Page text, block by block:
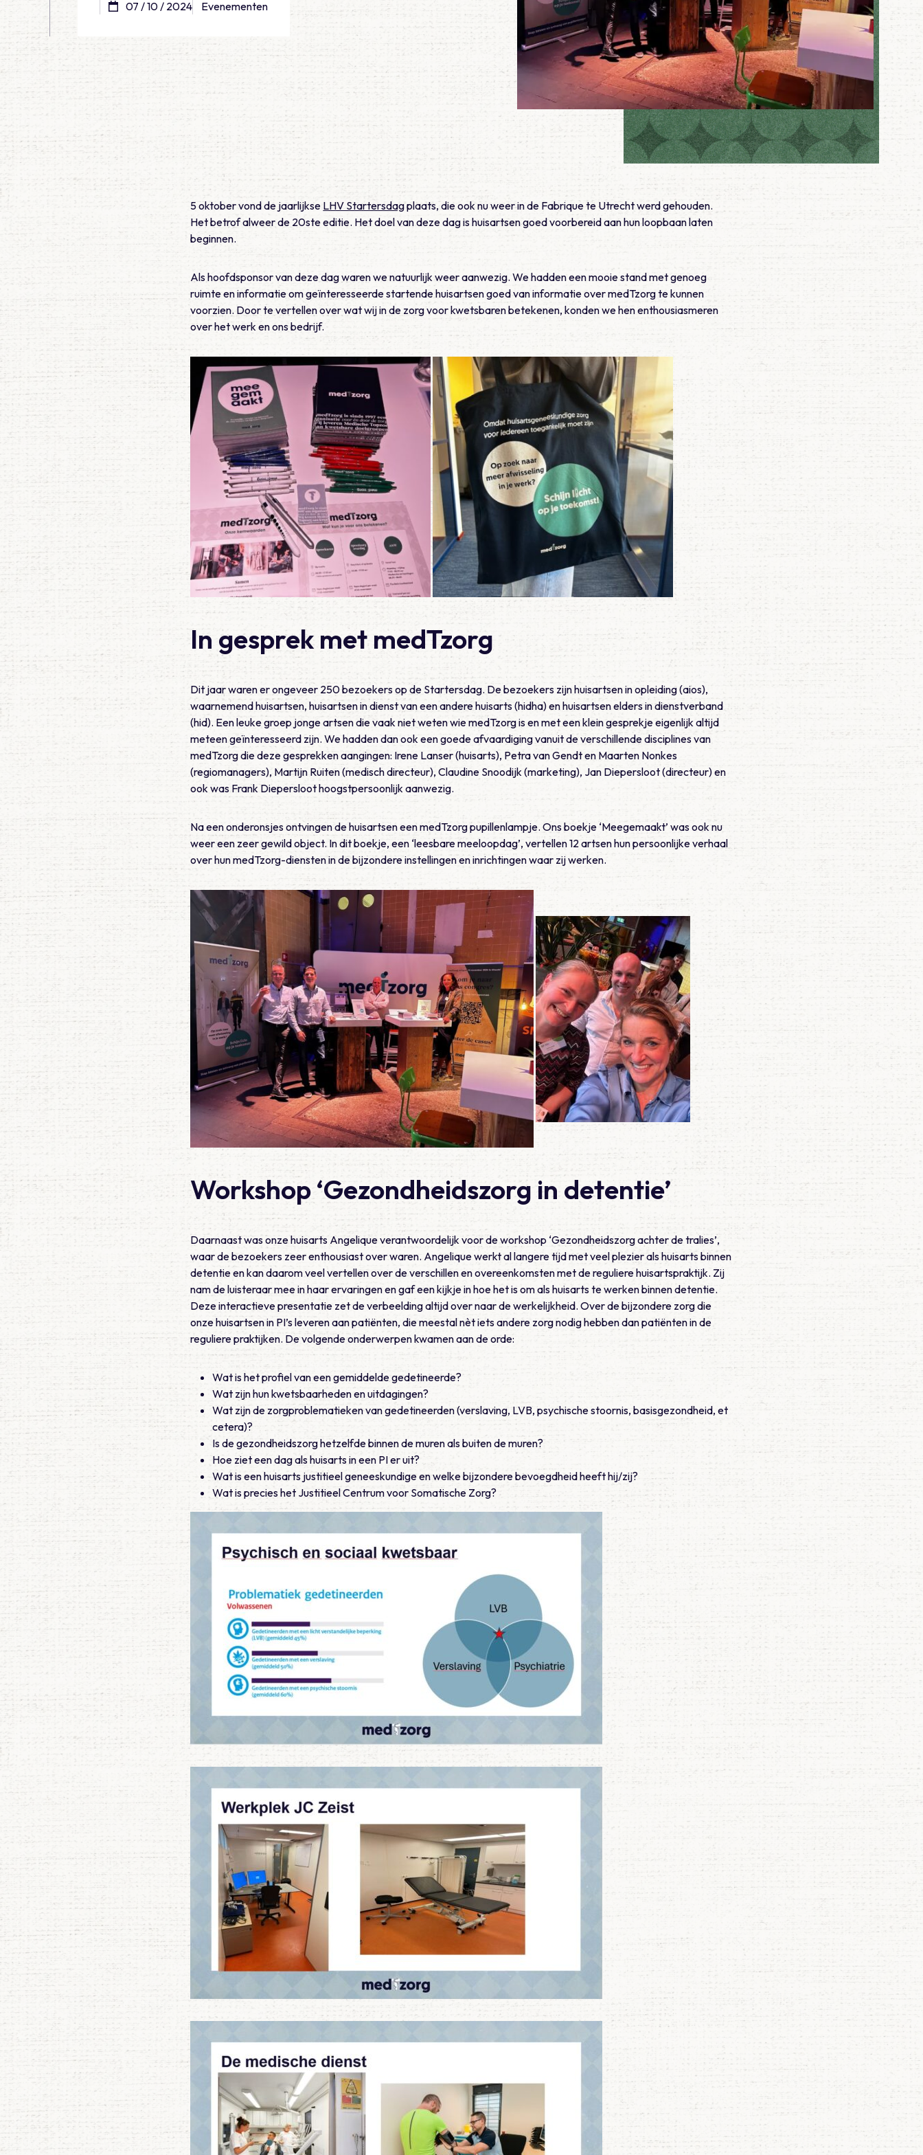
07 / 10 / 2024 Evenementen
5 oktober vond de jaarlijkse LHV Startersdagplaats, die ook nu weer in de Fabrique te Utrecht werd gehouden.
Het betrof alweer de 20ste editie. Het doel van deze dag is huisartsen goed voorbereid aan hun loopbaan laten
beginnen.
Als hoofdsponsor van deze dag waren we natuurlijk weer aanwezig. We hadden een mooie stand met genoeg
ruimte en informatie om geïnteresseerde startende huisartsen goed van informatie over medTzorg te kunnen
voorzien. Door te vertellen over wat wij in de zorg voor kwetsbaren betekenen, konden we hen enthousiasmeren
over het werk en ons bedrijf.
In gesprek met medTzorg
Dit jaar waren er ongeveer 250 bezoekers op de Startersdag. De bezoekers zijn huisartsen in opleiding (aios),
waarnemend huisartsen, huisartsen in dienst van een andere huisarts (hidha) en huisartsen elders in dienstverband
(hid). Een leuke groep jonge artsen die vaak niet weten wie medTzorg is en met een klein gesprekje eigenlijk altijd
meteen geïnteresseerd zijn. We hadden dan ook een goede afvaardiging vanuit de verschillende disciplines van
medTzorg die deze gesprekken aangingen: Irene Lanser (huisarts), Petra van Gendt en Maarten Nonkes
(regiomanagers), Martijn Ruiten (medisch directeur), Claudine Snoodijk (marketing), Jan Diepersloot (directeur) en
ook was Frank Diepersloot hoogstpersoonlijk aanwezig.
Na een onderonsjes ontvingen de huisartsen een medTzorg pupillenlampje. Ons boekje ‘Meegemaakt’ was ook nu
weer een zeer gewild object. In dit boekje, een ‘leesbare meeloopdag’, vertellen 12 artsen hun persoonlijke verhaal
over hun medTzorg-diensten in de bijzondere instellingen en inrichtingen waar zij werken.
Workshop ‘Gezondheidszorg in detentie’
Daarnaast was onze huisarts Angelique verantwoordelijk voor de workshop ‘Gezondheidszorg achter de tralies’,
waar de bezoekers zeer enthousiast over waren. Angelique werkt al langere tijd met veel plezier als huisarts binnen
detentie en kan daarom veel vertellen over de verschillen en overeenkomsten met de reguliere huisartspraktijk. Zij
nam de luisteraar mee in haar ervaringen en gaf een kijkje in hoe het is om als huisarts te werken binnen detentie.
Deze interactieve presentatie zet de verbeelding altijd over naar de werkelijkheid. Over de bijzondere zorg die
onze huisartsen in PI’s leveren aan patiënten, die meestal nèt iets andere zorg nodig hebben dan patiënten in de
reguliere praktijken. De volgende onderwerpen kwamen aan de orde:
Wat is het profiel van een gemiddelde gedetineerde?
Wat zijn hun kwetsbaarheden en uitdagingen?
Wat zijn de zorgproblematieken van gedetineerden (verslaving, LVB, psychische stoornis, basisgezondheid, et
cetera)?
Is de gezondheidszorg hetzelfde binnen de muren als buiten de muren?
Hoe ziet een dag als huisarts in een PI er uit?
Wat is een huisarts justitieel geneeskundige en welke bijzondere bevoegdheid heeft hij/zij?
Wat is precies het Justitieel Centrum voor Somatische Zorg?